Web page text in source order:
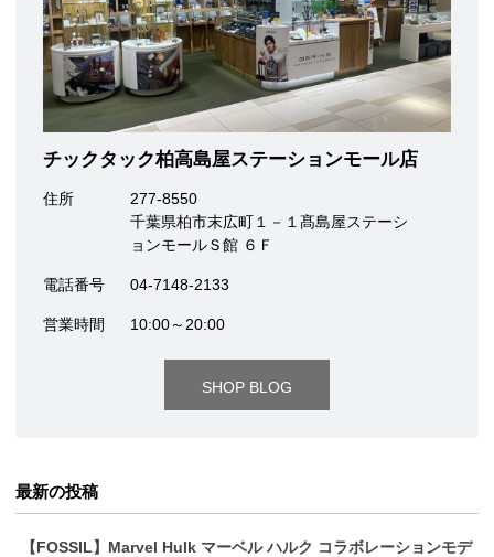
チックタック柏高島屋ステーションモール店
住所
277-8550
千葉県柏市末広町１－１髙島屋ステーシ
ョンモールＳ館 ６Ｆ
電話番号 04-7148-2133
営業時間 10:00～20:00
SHOP BLOG
最新の投稿
【FOSSIL】Marvel Hulk マーベル ハルク コラボレーションモデ